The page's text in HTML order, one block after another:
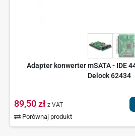
Adapter konwerter mSATA - IDE
Delock 62434
89,50 zł z VAT
Porównaj produkt